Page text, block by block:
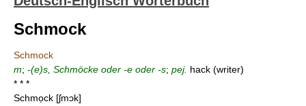
Schmock
Schmock
m; -(e)s, Schmöcke oder -e oder -s; pej. hack (writer)
* * *
Schmọck [ʃmɔk]